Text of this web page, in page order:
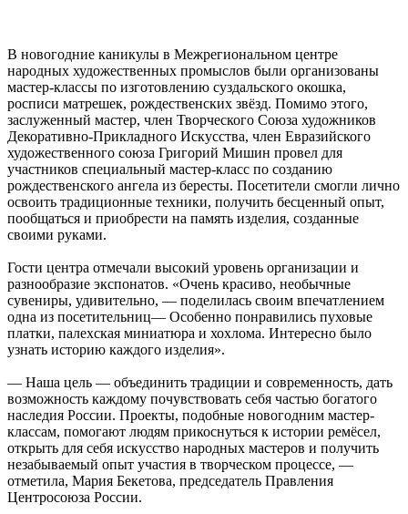
В новогодние каникулы в Межрегиональном центре
народных художественных промыслов были организованы
мастер-классы по изготовлению суздальского окошка,
росписи матрешек, рождественских звёзд. Помимо этого,
заслуженный мастер, член Творческого Союза художников
Декоративно-Прикладного Искусства, член Евразийского
художественного союза Григорий Мишин провел для
участников специальный мастер-класс по созданию
рождественского ангела из бересты. Посетители смогли лично
освоить традиционные техники, получить бесценный опыт,
пообщаться и приобрести на память изделия, созданные
своими руками.
Гости центра отмечали высокий уровень организации и
разнообразие экспонатов. «Очень красиво, необычные
сувениры, удивительно, — поделилась своим впечатлением
одна из посетительниц— Особенно понравились пуховые
платки, палехская миниатюра и хохлома. Интересно было
узнать историю каждого изделия».
— Наша цель — объединить традиции и современность, дать
возможность каждому почувствовать себя частью богатого
наследия России. Проекты, подобные новогодним мастер-
классам, помогают людям прикоснуться к истории ремёсел,
открыть для себя искусство народных мастеров и получить
незабываемый опыт участия в творческом процессе, —
отметила, Мария Бекетова, председатель Правления
Центросоюза России.